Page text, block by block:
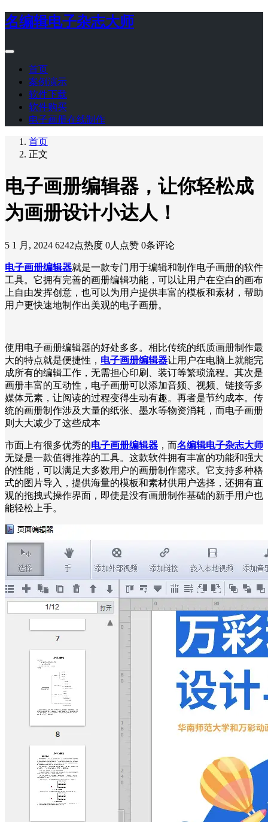
名编辑电子杂志大师
首页
案例演示
软件下载
软件购买
电子画册在线制作
首页
正文
电子画册编辑器，让你轻松成
为画册设计小达人！
5 1 月, 2024 6242点热度 0人点赞 0条评论
电子画册编辑器就是一款专门用于编辑和制作电子画册的软件
工具。它拥有完善的画册编辑功能，可以让用户在空白的画布
上自由发挥创意，也可以为用户提供丰富的模板和素材，帮助
用户更快速地制作出美观的电子画册。
使用电子画册编辑器的好处多多。相比传统的纸质画册制作最
大的特点就是便捷性， 电子画册编辑器让用户在电脑上就能完
成所有的编辑工作，无需担心印刷、装订等繁琐流程。其次是
画册丰富的互动性，电子画册可以添加音频、视频、链接等多
媒体元素，让阅读的过程变得生动有趣。再者是节约成本。传
统的画册制作涉及大量的纸张、墨水等物资消耗，而电子画册
则大大减少了这些成本
市面上有很多优秀的电子画册编辑器 ，而名编辑电子杂志大师
无疑是一款值得推荐的工具。这款软件拥有丰富的功能和强大
的性能，可以满足大多数用户的画册制作需求。它支持多种格
式的图片导入，提供海量的模板和素材供用户选择，还拥有直
观的拖拽式操作界面，即使是没有画册制作基础的新手用户也
能轻松上手。